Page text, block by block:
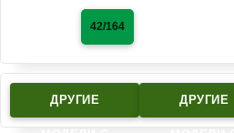
42/164
ДРУГИЕ ДРУГИЕ